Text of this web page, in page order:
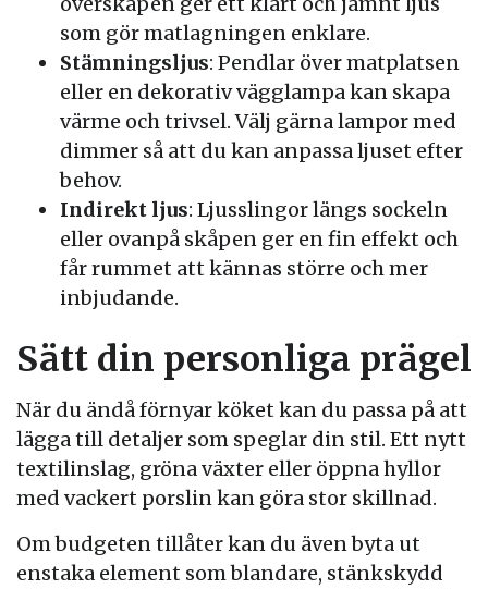
som gör matlagningen enklare.
Stämningsljus: Pendlar över matplatsen
eller en dekorativ vägglampa kan skapa
värme och trivsel. Välj gärna lampor med
dimmer så att du kan anpassa ljuset efter
behov.
Indirekt ljus: Ljusslingor längs sockeln
eller ovanpå skåpen ger en fin effekt och
får rummet att kännas större och mer
inbjudande.
Sätt din personliga prägel
När du ändå förnyar köket kan du passa på att
lägga till detaljer som speglar din stil. Ett nytt
textilinslag, gröna växter eller öppna hyllor
med vackert porslin kan göra stor skillnad.
Om budgeten tillåter kan du även byta ut
enstaka element som blandare, stänkskydd